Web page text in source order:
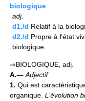
biologique
adj.
d1./d Relatif à la
d2./d Propre à l'état
biologique.
⇒BIOLOGIQUE, adj.
A.— Adjectif
1. Qui est
organique. L'évolution